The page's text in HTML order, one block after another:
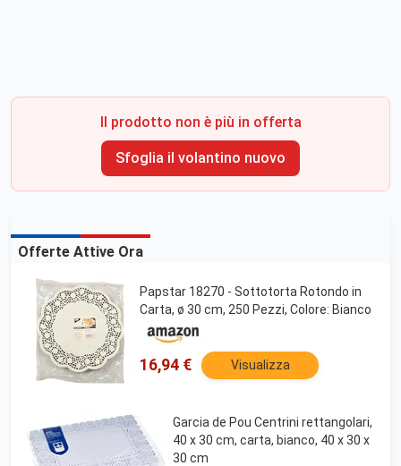
Il prodotto non è più in offerta
Sfoglia il volantino nuovo
Offerte Attive Ora
Papstar 18270 - Sottotorta Rotondo in
Carta, ø 30 cm, 250 Pezzi, Colore: Bianco
16,94 € Visualizza
Garcia de Pou Centrini rettangolari,
40 x 30 cm, carta, bianco, 40 x 30 x
30 cm